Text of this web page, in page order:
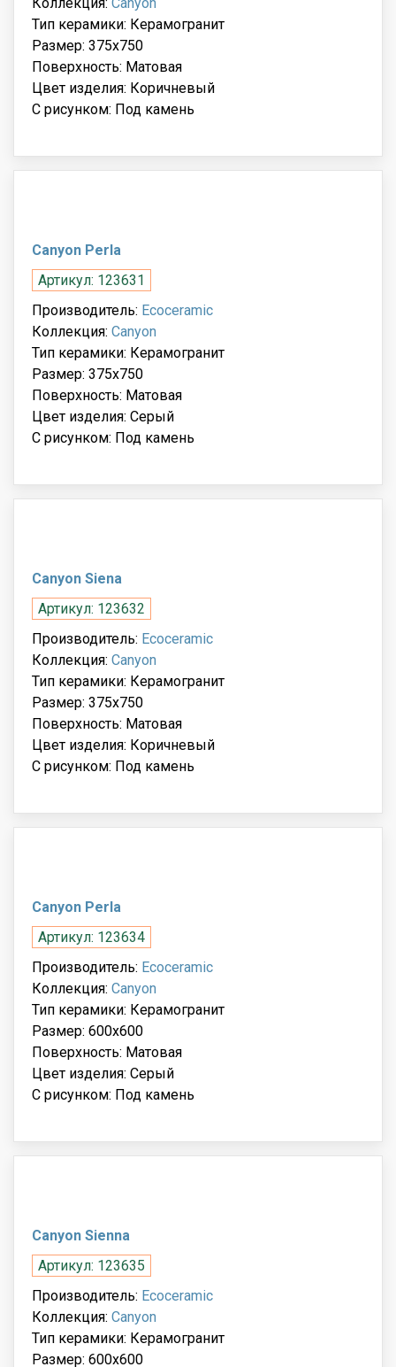
Тип керамики: Керамогранит
Размер: 375x750
Поверхность: Матовая
Цвет изделия: Коричневый
С рисунком: Под камень
Canyon Perla
Артикул: 123631
Производитель: Ecoceramic
Коллекция: Canyon
Тип керамики: Керамогранит
Размер: 375x750
Поверхность: Матовая
Цвет изделия: Серый
С рисунком: Под камень
Canyon Siena
Артикул: 123632
Производитель: Ecoceramic
Коллекция: Canyon
Тип керамики: Керамогранит
Размер: 375x750
Поверхность: Матовая
Цвет изделия: Коричневый
С рисунком: Под камень
Canyon Perla
Артикул: 123634
Производитель: Ecoceramic
Коллекция: Canyon
Тип керамики: Керамогранит
Размер: 600x600
Поверхность: Матовая
Цвет изделия: Серый
С рисунком: Под камень
Canyon Sienna
Артикул: 123635
Производитель: Ecoceramic
Коллекция: Canyon
Тип керамики: Керамогранит
Размер: 600x600